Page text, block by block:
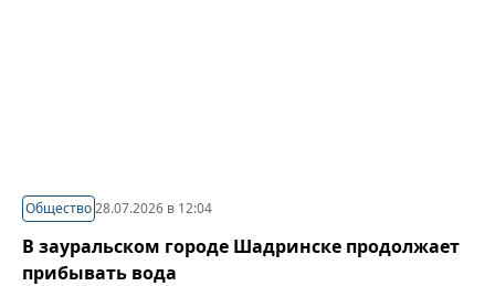
Общество28.07.2026 в 12:04
В зауральском городе Шадринске продолжает
прибывать вода